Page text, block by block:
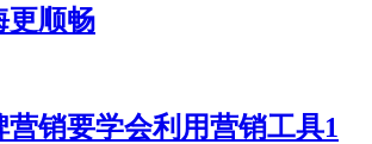
更顺畅
营销要学会利用营销工具1